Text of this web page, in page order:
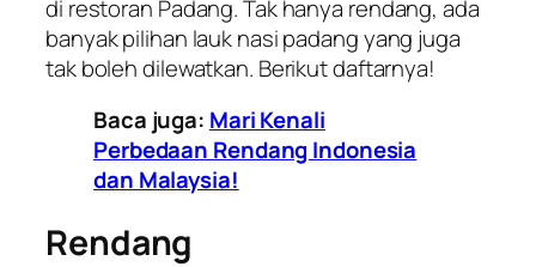
di restoran Padang. Tak hanya rendang, ada
banyak pilihan lauk nasi padang yang juga
tak boleh dilewatkan. Berikut daftarnya!
Baca juga: Mari Kenali
Perbedaan Rendang Indonesia
dan Malaysia!
Rendang